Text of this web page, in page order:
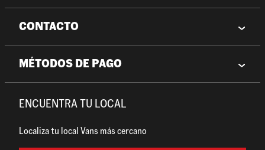
CONTACTO
MÉTODOS DE PAGO
ENCUENTRA TU LOCAL
Localiza tu local Vans más cercano